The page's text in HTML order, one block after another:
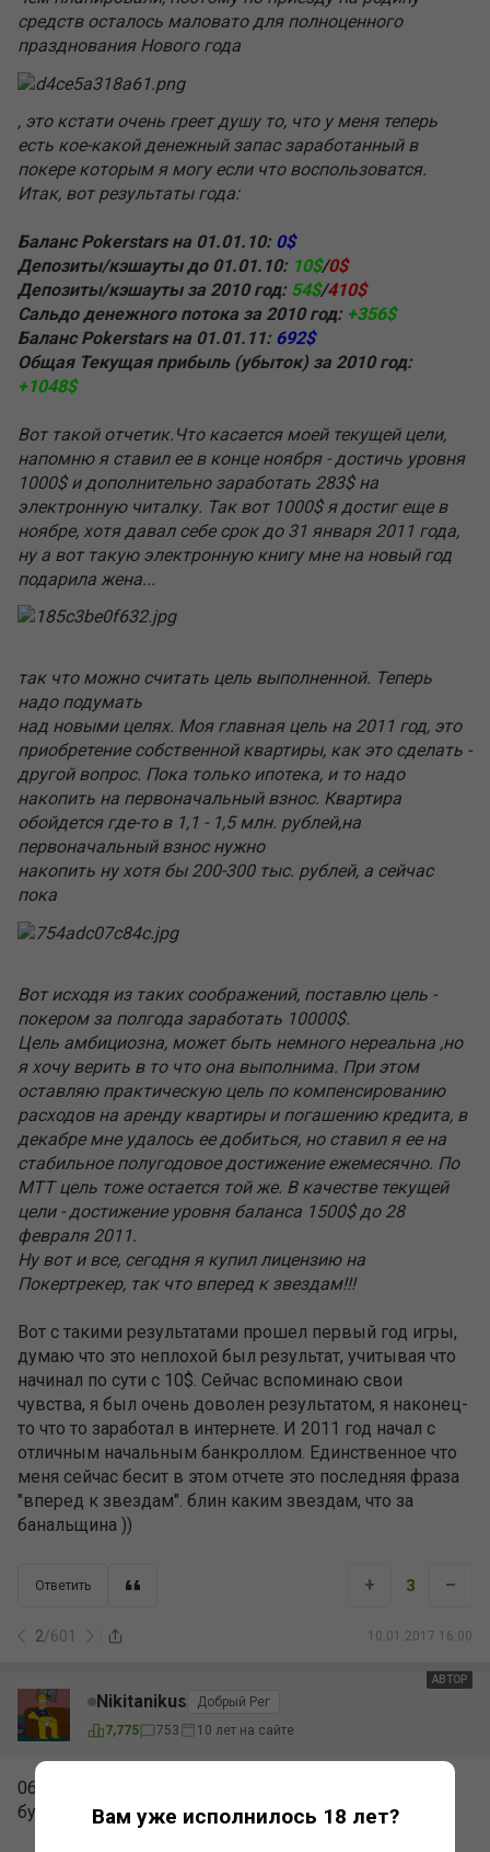
Вам уже исполнилось 18 лет?
средств осталось маловато для полноценного
празднования Нового года
, это кстати очень греет душу то, что у меня теперь
есть кое-какой денежный запас заработанный в
покере которым я могу если что воспользоватся.
Итак, вот результаты года:
Баланс Pokerstars на 01.01.10: 0$
Депозиты/кэшауты до 01.01.10:10$/0$
Депозиты/кэшауты за 2010 год:54$/410$
Сальдо денежного потока за 2010 год:+356$
Баланс Pokerstars на 01.01.11:692$
Общая Текущая прибыль (убыток) за 2010 год:
+1048$
Вот такой отчетик.Что касается моей текущей цели,
напомню я ставил ее в конце ноября - достичь уровня
1000$ и дополнительно заработать 283$ на
электронную читалку. Так вот 1000$ я достиг еще в
ноябре, хотя давал себе срок до 31 января 2011 года,
ну а вот такую электронную книгу мне на новый год
подарила жена...
так что можно считать цель выполненной. Теперь
надо подумать
над новыми целях. Моя главная цель на 2011 год, это
приобретение собственной квартиры, как это сделать -
другой вопрос. Пока только ипотека, и то надо
накопить на первоначальный взнос. Квартира
обойдется где-то в 1,1 - 1,5 млн. рублей,на
первоначальный взнос нужно
накопить ну хотя бы 200-300 тыс. рублей, а сейчас
пока
Вот исходя из таких соображений, поставлю цель -
покером за полгода заработать 10000$.
Цель амбициозна, может быть немного нереальна ,но
я хочу верить в то что она выполнима. При этом
оставляю практическую цель по компенсированию
расходов на аренду квартиры и погашению кредита, в
декабре мне удалось ее добиться, но ставил я ее на
стабильное полугодовое достижение ежемесячно. По
МТТ цель тоже остается той же. В качестве текущей
цели - достижение уровня баланса 1500$ до 28
февраля 2011.
Ну вот и все, сегодня я купил лицензию на
Покертрекер, так что вперед к звездам!!!
Вот с такими результатами прошел первый год игры,
думаю что это неплохой был результат, учитывая что
начинал по сути с 10$. Сейчас вспоминаю свои
чувства, я был очень доволен результатом, я наконец-
то что то заработал в интернете. И 2011 год начал с
отличным начальным банкроллом. Единственное что
меня сейчас бесит в этом отчете это последняя фраза
"вперед к звездам". блин каким звездам, что за
банальщина ))
Ответить
2/601 10.01.2017 16:00
+ 3 –
АВТОР
Nikitanikus
Добрый Рег
7,775
753 10 лет на сайте
06.01.12 я подвел итоги за 2011 год...и сорри но тут
будет много букв ).